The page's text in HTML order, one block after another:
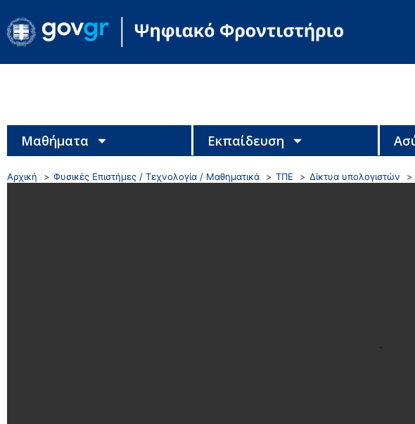
Μαθήματα Εκπαίδευση
Αρχική Φυσικές Επιστήμες / Τεχνολογία / Μαθηματικά ΤΠΕ Δίκτυα υπολογιστών